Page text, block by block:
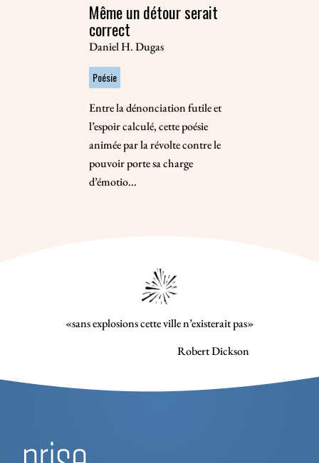
Même un détour serait
correct
Daniel H. Dugas
Poésie
Entre la dénonciation futile et
l’espoir calculé, cette poésie
animée par la révolte contre le
pouvoir porte sa charge
d’émotio...
«sans explosions cette ville n’existerait pas»
Robert Dickson